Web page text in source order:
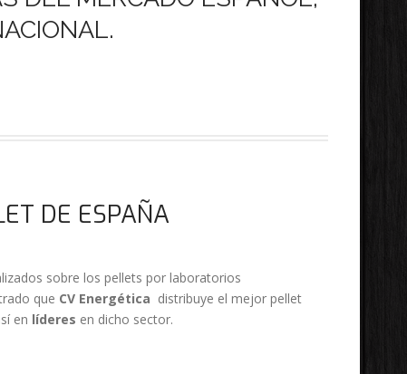
DE ESPAÑA
sobre los pellets por laboratorios
que CV Energética distribuye el mejor pellet
en líderes en dicho sector.